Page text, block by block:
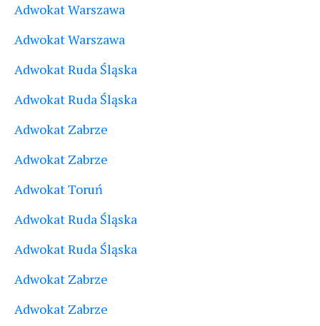
Adwokat Warszawa
Adwokat Warszawa
Adwokat Ruda Śląska
Adwokat Ruda Śląska
Adwokat Zabrze
Adwokat Zabrze
Adwokat Toruń
Adwokat Ruda Śląska
Adwokat Ruda Śląska
Adwokat Zabrze
Adwokat Zabrze